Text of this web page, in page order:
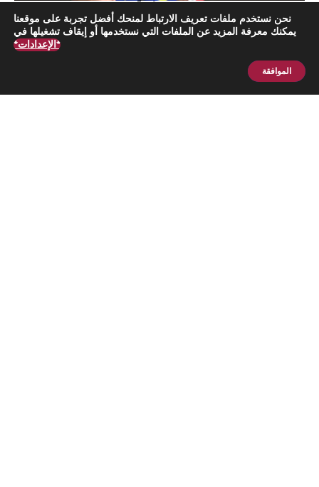
هل لا يزال التوسع الأوروبي أداةً للنفوذ الجيوسياسي؟
تقريرنيكوليتا كوروشي
اشترك الآن
نحن نستخدم ملفات تعريف الارتباط لمنحك أفضل تجربة على موقعنا
يمكنك معرفة المزيد عن الملفات التي نستخدمها أو إيقاف تشغيلها في
*الإعدادات*
الموافقة